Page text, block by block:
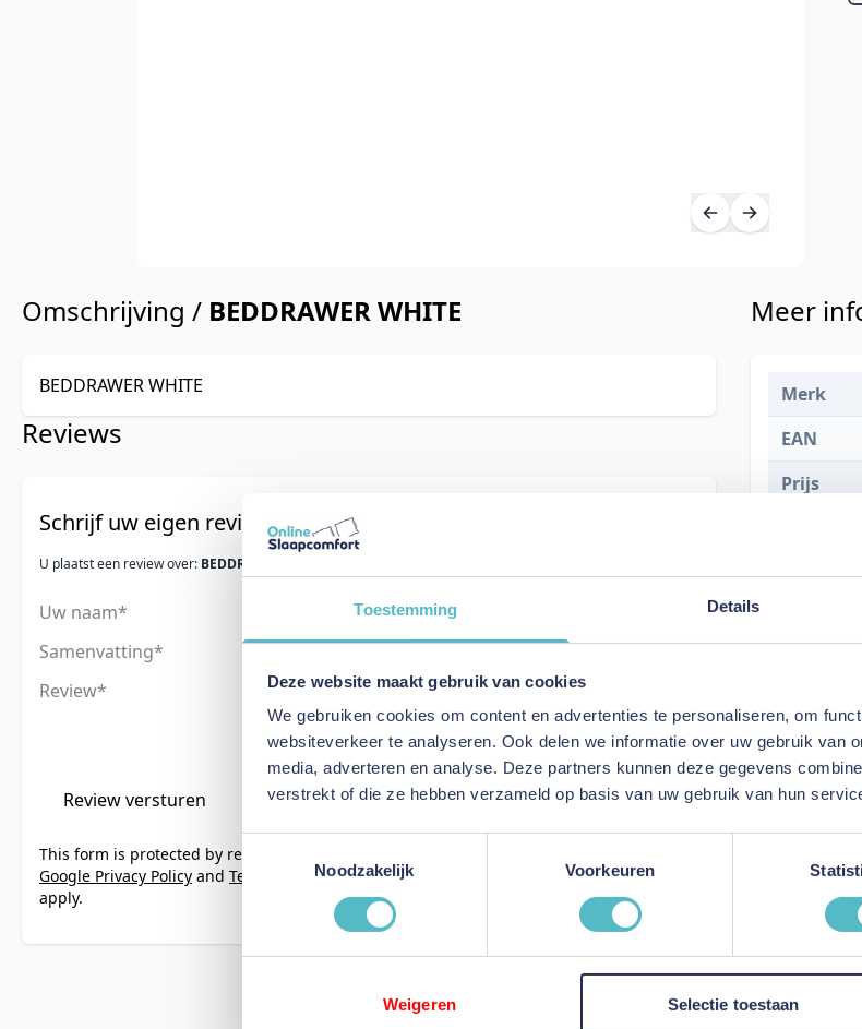
Toestemming Details
Deze website maakt gebruik van cookies
We gebruiken cookies om content en advertenties te personaliseren, om
websiteverkeer te analyseren. Ook delen we informatie over uw gebruik van
media, adverteren en analyse. Deze partners kunnen deze gegevens
verstrekt of die ze hebben verzameld op basis van uw gebruik van hun
Noodzakelijk
Voorkeuren
Weigeren Selectie toestaan
Omschrijving / BEDDRAWER WHITE
BEDDRAWER WHITE
Reviews
Schrijf uw eigen review
U plaatst een review over: BEDDRAWER WHITE
Uw naam
Samenvatting
Review
Review versturen
This form is protected by reCAPTCHA - the
Google Privacy Policy and Terms of Service
apply.
Meer
Merk
EAN
Prijs
Kleur
Lengte